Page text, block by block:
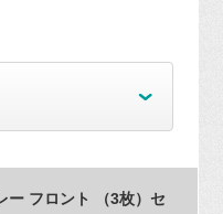
ー フロント （3枚）セ